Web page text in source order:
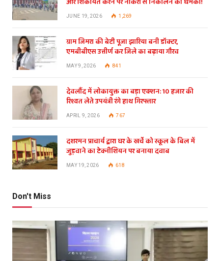
JUNE 19, 2026 1,269
ग्राम जिमरा की बेटी पूजा झारिया बनी डॉक्टर,
एमबीबीएस उत्तीर्ण कर जिले का बढ़ाया गौरव
MAY 9, 2026 841
देवलौंद में लोकायुक्त का बड़ा एक्शन: 10 हजार की
रिश्वत लेते उपयंत्री रंगे हाथ गिरफ्तार
APRIL 9, 2026 767
दशरमन प्राचार्य द्वारा घर के खर्चे को स्कूल के बिल में
जुड़वाने का टेक्नीशियन पर बनाया दवाब
MAY 19, 2026 618
Don't Miss